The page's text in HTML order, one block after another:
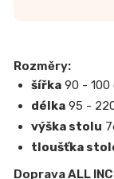
Rozměry:
šířka 90 - 100
délka 95 -
výška stolu
tloušťka
Doprava ALL